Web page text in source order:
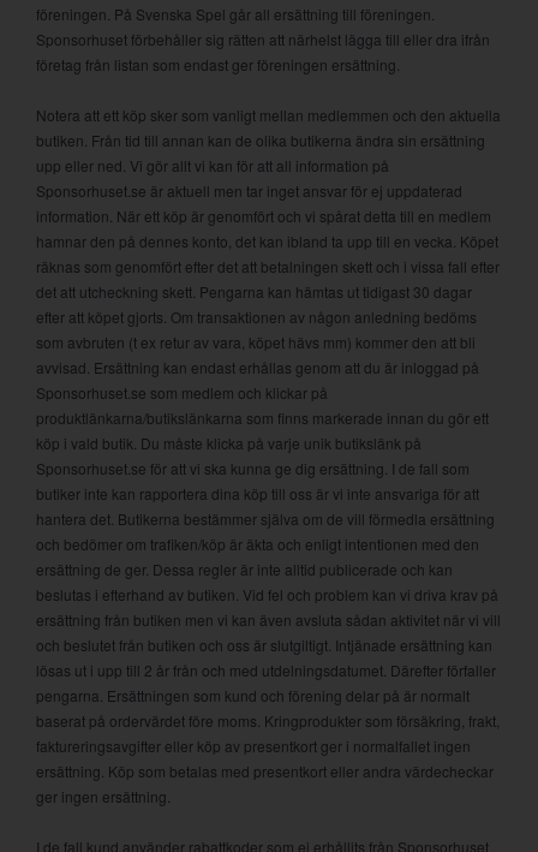
föreningen. På Svenska Spel går all ersättning till föreningen.
Sponsorhuset förbehåller sig rätten att närhelst lägga till eller dra ifrån
företag från listan som endast ger föreningen ersättning.
Notera att ett köp sker som vanligt mellan medlemmen och den aktuella
butiken. Från tid till annan kan de olika butikerna ändra sin ersättning
upp eller ned. Vi gör allt vi kan för att all information på
Sponsorhuset.se är aktuell men tar inget ansvar för ej uppdaterad
information. När ett köp är genomfört och vi spårat detta till en medlem
hamnar den på dennes konto, det kan ibland ta upp till en vecka. Köpet
räknas som genomfört efter det att betalningen skett och i vissa fall efter
det att utcheckning skett. Pengarna kan hämtas ut tidigast 30 dagar
efter att köpet gjorts. Om transaktionen av någon anledning bedöms
som avbruten (t ex retur av vara, köpet hävs mm) kommer den att bli
avvisad. Ersättning kan endast erhållas genom att du är inloggad på
Sponsorhuset.se som medlem och klickar på
produktlänkarna/butikslänkarna som finns markerade innan du gör ett
köp i vald butik. Du måste klicka på varje unik butikslänk på
Sponsorhuset.se för att vi ska kunna ge dig ersättning. I de fall som
butiker inte kan rapportera dina köp till oss är vi inte ansvariga för att
hantera det. Butikerna bestämmer själva om de vill förmedla ersättning
och bedömer om trafiken/köp är äkta och enligt intentionen med den
ersättning de ger. Dessa regler är inte alltid publicerade och kan
beslutas i efterhand av butiken. Vid fel och problem kan vi driva krav på
ersättning från butiken men vi kan även avsluta sådan aktivitet när vi vill
och beslutet från butiken och oss är slutgiltigt. Intjänade ersättning kan
lösas ut i upp till 2 år från och med utdelningsdatumet. Därefter förfaller
pengarna. Ersättningen som kund och förening delar på är normalt
baserat på ordervärdet före moms. Kringprodukter som försäkring, frakt,
faktureringsavgifter eller köp av presentkort ger i normalfallet ingen
ersättning. Köp som betalas med presentkort eller andra värdecheckar
ger ingen ersättning.
I de fall kund använder rabattkoder som ej erhållits från Sponsorhuset